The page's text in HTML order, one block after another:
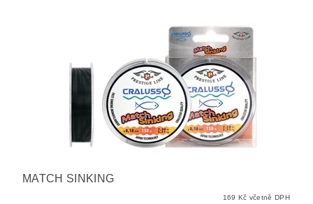
MATCH SINKING
169 Kč včetně DPH